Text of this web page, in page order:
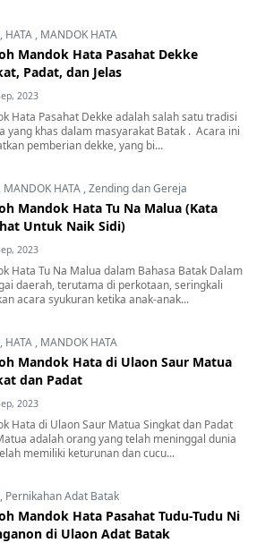
, HATA , MANDOK HATA
Mandok Hata Pasahat Dekke
Padat, dan Jelas
2023
Hata Pasahat Dekke adalah salah satu tradisi
yang khas dalam masyarakat Batak . Acara ini
pemberian dekke, yang bi...
, MANDOK HATA ,Zending dan Gereja
Mandok Hata Tu Na Malua (Kata
Untuk Naik Sidi)
2023
Hata Tu Na Malua dalam Bahasa Batak Dalam
daerah, terutama di perkotaan, seringkali
acara syukuran ketika anak-anak...
, HATA , MANDOK HATA
Mandok Hata di Ulaon Saur Matua
dan Padat
2023
Hata di Ulaon Saur Matua Singkat dan Padat
adalah orang yang telah meninggal dunia
memiliki keturunan dan cucu...
, Pernikahan Adat Batak
Mandok Hata Pasahat Tudu-Tudu Ni
di Ulaon Adat Batak